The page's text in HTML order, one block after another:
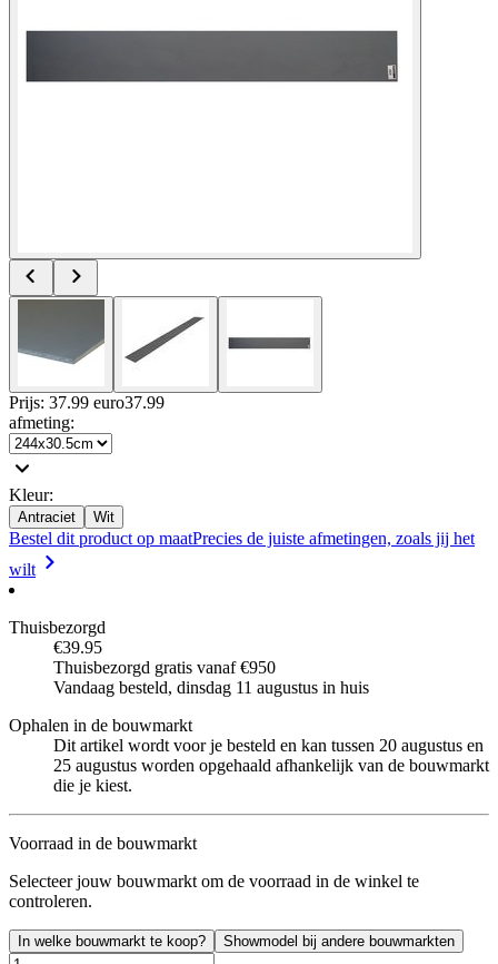
Prijs: 37.99 euro37.99
afmeting:
Kleur:
Antraciet Wit
Bestel dit product op maatPrecies de juiste afmetingen, zoals jij het
wilt
Thuisbezorgd
€39.95
Thuisbezorgd gratis vanaf €950
Vandaag besteld, dinsdag 11 augustus in huis
Ophalen in de bouwmarkt
Dit artikel wordt voor je besteld en kan tussen 20 augustus en
25 augustus worden opgehaald afhankelijk van de bouwmarkt
die je kiest.
Voorraad in de bouwmarkt
Selecteer jouw bouwmarkt om de voorraad in de winkel te
controleren.
In welke bouwmarkt te koop? Showmodel bij andere bouwmarkten